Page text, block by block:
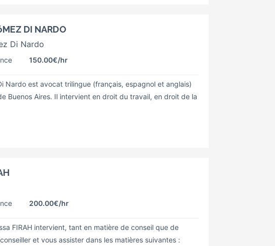
DI NARDO
Di Nardo
150.00€/hr
Nardo est avocat trilingue (français, espagnol et anglais)
Buenos Aires. Il intervient en droit du travail, en droit de la
200.00€/hr
FIRAH intervient, tant en matière de conseil que de
et vous assister dans les matières suivantes :